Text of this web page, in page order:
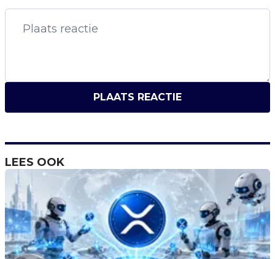
PLAATS REACTIE
LEES OOK